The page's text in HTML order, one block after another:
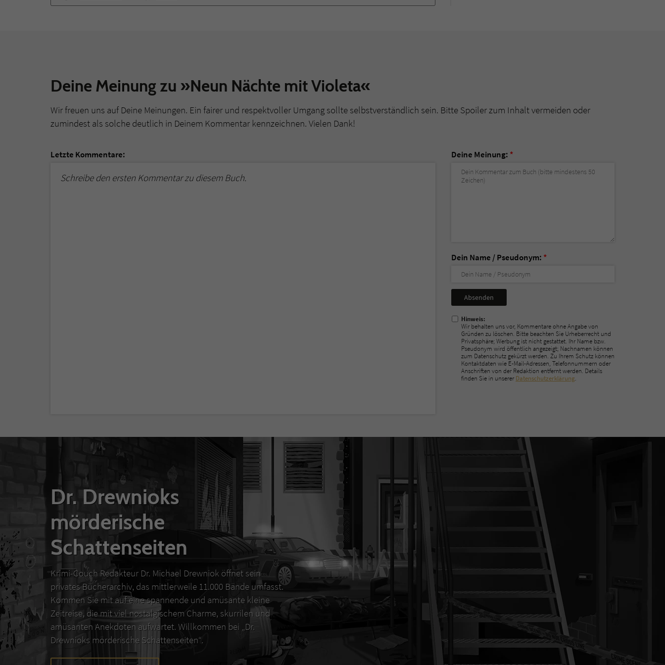
Deine Meinung zu »Neun Nächte mit Violeta«
Wir freuen uns auf Deine Meinungen. Ein fairer und respektvoller Umgang sollte selbstverständlich sein. Bitte Spoiler zum Inhalt vermeiden oder
zumindest als solche deutlich in Deinem Kommentar kennzeichnen. Vielen Dank!
Letzte Kommentare:
Schreibe den ersten Kommentar zu diesem Buch.
Deine Meinung: *
Dein Name / Pseudonym: *
Nicht
ausfüllen!
Hinweis:
Wir behalten uns vor, Kommentare ohne Angabe von
Gründen zu löschen. Bitte beachten Sie Urheberrecht und
Privatsphäre; Werbung ist nicht gestattet. Ihr Name bzw.
Pseudonym wird öffentlich angezeigt; Nachnamen können
zum Datenschutz gekürzt werden. Zu Ihrem Schutz können
Kontaktdaten wie E-Mail-Adressen, Telefonnummern oder
Anschriften von der Redaktion entfernt werden. Details
finden Sie in unserer Datenschutzerklärung.
Dr. Drewnioks
mörderische
Schattenseiten
Krimi-Couch Redakteur Dr. Michael Drewniok öffnet sein
privates Bücherarchiv, das mittlerweile 11.000 Bände umfasst.
Kommen Sie mit auf eine spannende und amüsante kleine
Zeitreise, die mit viel nostalgischem Charme, skurrilen und
amüsanten Anekdoten aufwartet. Willkommen bei „Dr.
Drewnioks mörderische Schattenseiten“.